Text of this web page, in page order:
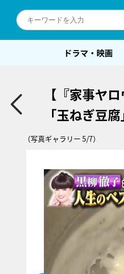
ドラマ・映画
【『家事ヤ
「玉ねぎ豆腐
（写真ギャラリー 5/7）